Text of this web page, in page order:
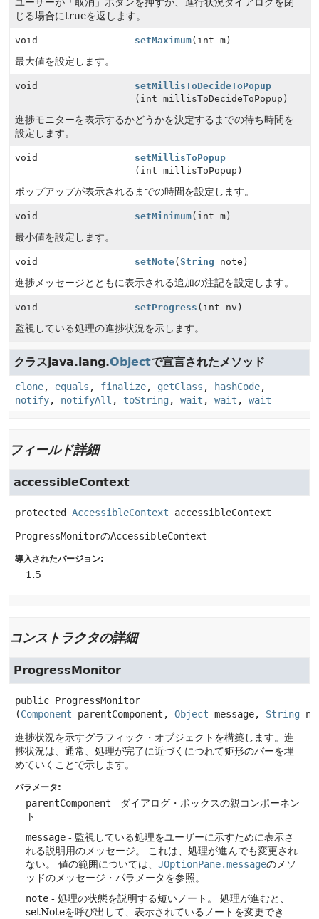
じる場合にtrueを返します。
void setMaximum(int m)
最大値を設定します。
void
setMillisToDecideToPopup
(int millisToDecideToPopup)
進捗モニターを表示するかどうかを決定するまでの待ち時間を
設定します。
void
setMillisToPopup
(int millisToPopup)
ポップアップが表示されるまでの時間を設定します。
void setMinimum(int m)
最小値を設定します。
void setNote( String note)
進捗メッセージとともに表示される追加の注記を設定します。
void setProgress (int nv)
監視している処理の進捗状況を示します。
クラスjava.lang.Objectで宣言されたメソッド
clone, equals , finalize, getClass , hashCode,
notify, notifyAll , toString, wait , wait , wait
フィールド詳細
accessibleContext
protected AccessibleContext accessibleContext
ProgressMonitorのAccessibleContext
導入されたバージョン:
1.5
コンストラクタの詳細
ProgressMonitor
public ProgressMonitor
(Component parentComponent, Object message, String
進捗状況を示すグラフィック・オブジェクトを構築します。進
捗状況は、通常、処理が完了に近づくにつれて矩形のバーを埋
めていくことで示します。
パラメータ:
parentComponent - ダイアログ・ボックスの親コンポーネン
ト
message - 監視している処理をユーザーに示すために表示さ
れる説明用のメッセージ。
これは、処理が進んでも変更され
ない。
値の範囲については、 JOptionPane.messageのメソ
ッドのメッセージ・パラメータを参照。
note - 処理の状態を説明する短いノート。
処理が進むと、
setNoteを呼び出して、表示されているノートを変更でき